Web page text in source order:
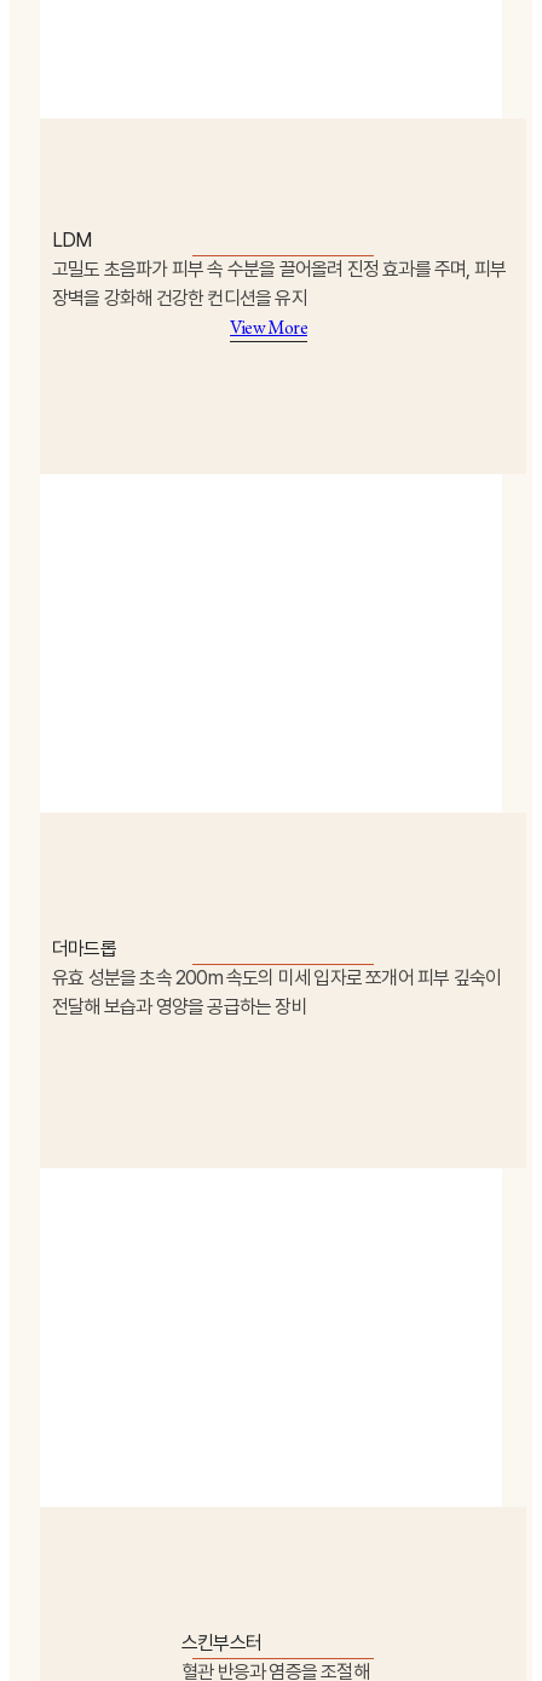
LDM
고밀도 초음파가 피부 속 수분을 끌어올려 진정 효과를 주며, 피부
장벽을 강화해 건강한 컨디션을 유지
View More
더마드롭
유효 성분을 초속 200m 속도의 미세 입자로 쪼개어 피부 깊숙이
전달해 보습과 영양을 공급하는 장비
스킨부스터
혈관 반응과 염증을 조절해